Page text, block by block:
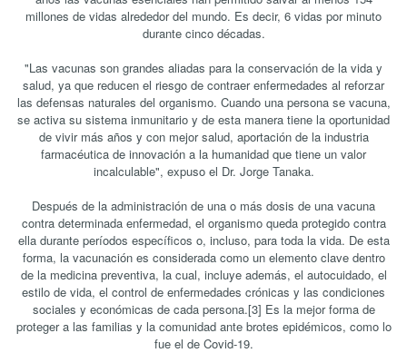
millones de vidas alrededor del mundo. Es decir, 6 vidas por minuto
durante cinco décadas.
"Las vacunas son grandes aliadas para la conservación de la vida y
salud, ya que reducen el riesgo de contraer enfermedades al reforzar
las defensas naturales del organismo. Cuando una persona se vacuna,
se activa su sistema inmunitario y de esta manera tiene la oportunidad
de vivir más años y con mejor salud, aportación de la industria
farmacéutica de innovación a la humanidad que tiene un valor
incalculable", expuso el Dr. Jorge Tanaka.
Después de la administración de una o más dosis de una vacuna
contra determinada enfermedad, el organismo queda protegido contra
ella durante períodos específicos o, incluso, para toda la vida. De esta
forma, la vacunación es considerada como un elemento clave dentro
de la medicina preventiva, la cual, incluye además, el autocuidado, el
estilo de vida, el control de enfermedades crónicas y las condiciones
sociales y económicas de cada persona.[3] Es la mejor forma de
proteger a las familias y la comunidad ante brotes epidémicos, como lo
fue el de Covid-19.